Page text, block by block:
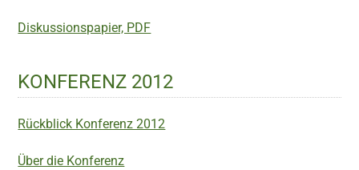
Diskussionspapier, PDF
KONFERENZ 2012
Rückblick Konferenz 2012
Über die Konferenz